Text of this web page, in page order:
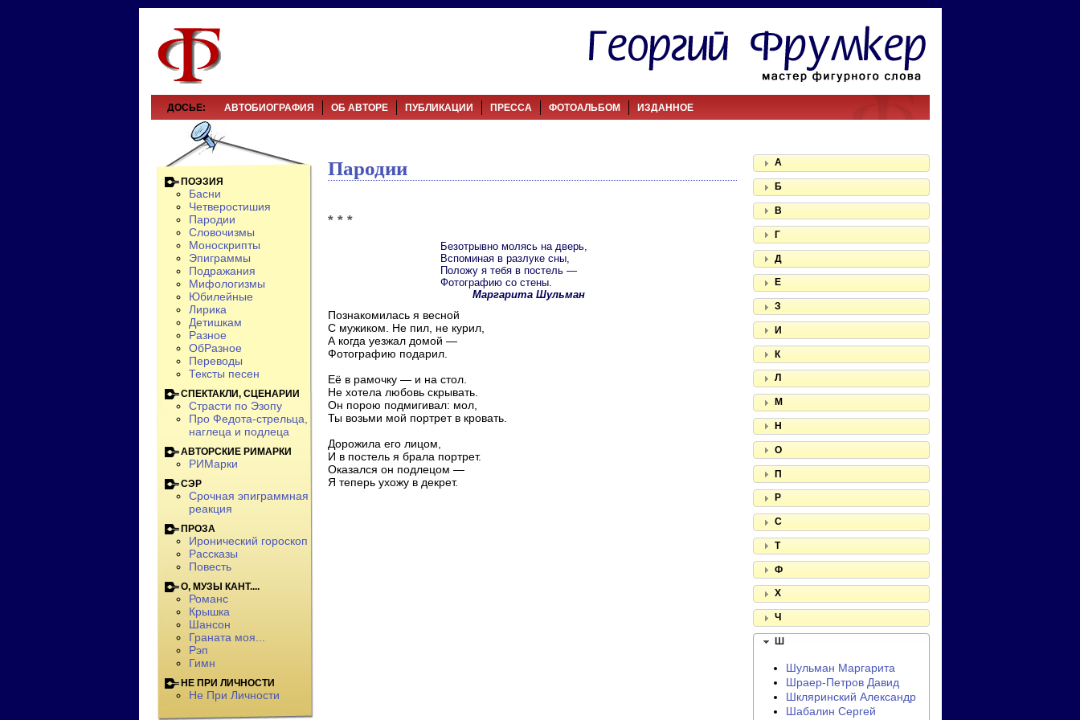
ДОСЬЕ: АВТОБИОГРАФИЯ ОБ АВТОРЕ ПУБЛИКАЦИИ ПРЕССА ФОТОАЛЬБОМ ИЗДАННОЕ
Пародии
* * *
Безотрывно молясь на дверь,
Вспоминая в разлуке сны,
Положу я тебя в постель —
Фотографию со стены.
Маргарита Шульман
Познакомилась я весной
С мужиком. Не пил, не курил,
А когда уезжал домой —
Фотографию подарил.
Её в рамочку — и на стол.
Не хотела любовь скрывать.
Он порою подмигивал: мол,
Ты возьми мой портрет в кровать.
Дорожила его лицом,
И в постель я брала портрет.
Оказался он подлецом —
Я теперь ухожу в декрет.
ПОЭЗИЯ
Басни
Четверостишия
Пародии
Словочизмы
Моноскрипты
Эпиграммы
Подражания
Мифологизмы
Юбилейные
Лирика
Детишкам
Разное
ОбРазное
Переводы
Тексты песен
СПЕКТАКЛИ, СЦЕНАРИИ
Страсти по Эзопу
Про Федота-стрельца,
наглеца и подлеца
АВТОРСКИЕ РИМАРКИ
РИМарки
СЭР
Срочная эпиграммная
реакция
ПРОЗА
Иронический гороскоп
Рассказы
Повесть
О, МУЗЫ КАНТ....
Романс
Крышка
Шансон
Граната моя...
Рэп
Гимн
НЕ ПРИ ЛИЧНОСТИ
Не При Личности
А
Б
В
Г
Д
Е
З
И
К
Л
М
Н
О
П
Р
С
Т
Ф
Х
Ч
Ш
Шульман Маргарита
Шраер-Петров Давид
Шкляринский Александр
Шабалин Сергей